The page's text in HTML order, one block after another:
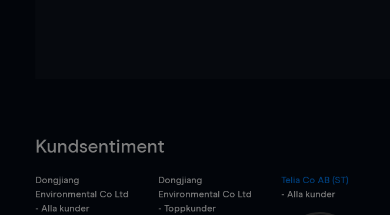
Kundsentiment
Dongjiang
Environmental Co Ltd
- Alla kunder
Dongjiang
Environmental Co Ltd
- Toppkunder
Telia Co AB (ST)
- Alla kunder